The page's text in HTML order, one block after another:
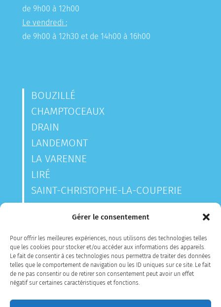
Gérer le consentement
Pour offrir les meilleures expériences, nous utilisons des technologies telles
que les cookies pour stocker et/ou accéder aux informations des appareils.
Le fait de consentir à ces technologies nous permettra de traiter des données
telles que le comportement de navigation ou les ID uniques sur ce site. Le fait
de ne pas consentir ou de retirer son consentement peut avoir un effet
négatif sur certaines caractéristiques et fonctions.
de 9h00 à 12h00
Le vendredi :
de 9h00 à 12h30 et de 14h00 à 16h00
BOUZILLÉ
CHAMPTOCEAUX
DRAIN
LANDEMONT
LA VARENNE
LIRÉ
SAINT-CHRISTOPHE-LA-COUPERIE
SAINT-LAURENT-DES-AUTELS
SAINT-SAUVEUR-DE-LANDEMONT
CONTACTEZ-NOUS